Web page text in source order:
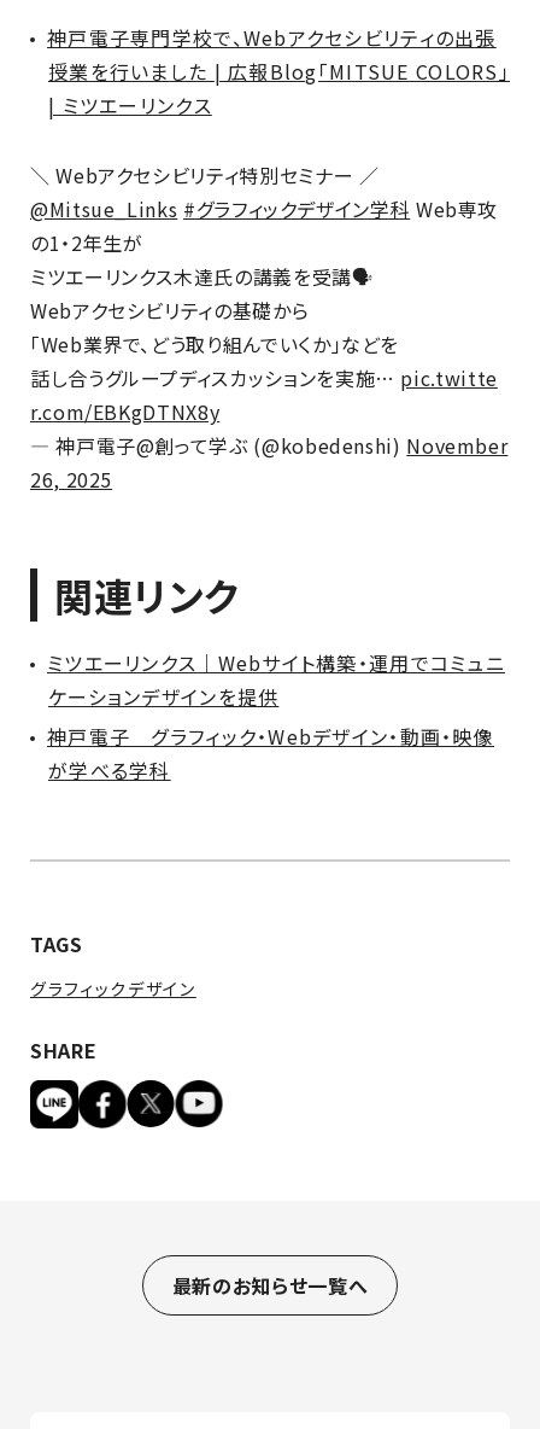
神戸電子専門学校で、Webアクセシビリティの出張
授業を行いました | 広報Blog「MITSUE COLORS」
| ミツエーリンクス
＼ Webアクセシビリティ特別セミナー ／
@Mitsue_Links #グラフィックデザイン学科 Web専攻
の1・2年生が
ミツエーリンクス木達氏の講義を受講🗣️
Webアクセシビリティの基礎から
「Web業界で、どう取り組んでいくか」などを
話し合うグループディスカッションを実施… pic.twitte
r.com/EBKgDTNX8y
— 神戸電子@創って学ぶ (@kobedenshi) November
26, 2025
関連リンク
ミツエーリンクス｜Webサイト構築・運用でコミュニ
ケーションデザインを提供
神戸電子 グラフィック・Webデザイン・動画・映像
が学べる学科
TAGS
グラフィックデザイン
SHARE
最新のお知らせ一覧へ